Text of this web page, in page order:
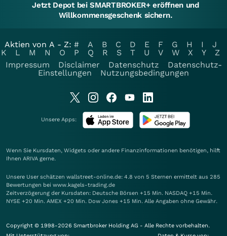
Jetzt Depot bei SMARTBROKER+ eröffnen und
Willkommensgeschenk sichern.
Aktien von A - Z: # A B C D E F G H I
J
K
L M N O P Q R S T U V W X Y
Z
Impressum
Disclaimer Datenschutz
Datenschutz-
Einstellungen
Nutzungsbedingungen
Unsere Apps:
Wenn Sie Kursdaten, Widgets oder andere Finanzinformationen benötigen, hilft
Ihnen ARIVA gerne.
Unsere User schätzen wallstreet-online.de: 4.8 von 5 Sternen ermittelt aus 285
Bewertungen bei www.kagels-trading.de
Zeitverzögerung der Kursdaten: Deutsche Börsen +15 Min. NASDAQ +15 Min.
NYSE +20 Min. AMEX +20 Min. Dow Jones +15 Min. Alle Angaben ohne Gewähr.
Copyright © 1998-2026 Smartbroker Holding AG - Alle Rechte vorbehalten.